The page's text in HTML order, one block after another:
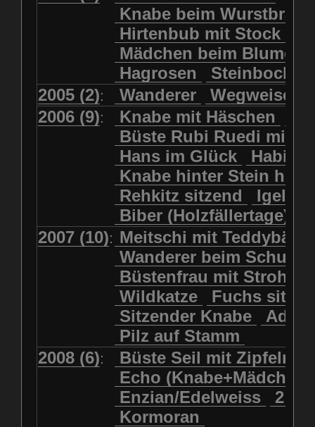
Mädchen beim Blumenpflücken
Mädchen in Regenjacke
Mädchen in Regenjacke und
Mädchen mit Regenmolch
Mädchen mit Schmetterling
Mätti Grossmann-Michel
Meitschi (Rundweg)
Meitschi mit Teddybär
Pilzfraueli Risetenmandli
Sitzender Knabe Tengeler
Wanderer
Wanderer beim Schuhbinden
Wegweiser Wilde Hilde
Wildhüter Wurzelkind
Luchs schreitend
Luchs sitzend Murmeltier
Murmeltiere Rehbockkopf
Rehkitz Rehkitz sitzend
Salamader Schmetterling
Schmetterlinge Schnecke
Schwarznasenschaf
Schwarznasenschaf mit Kalb
Steinbock
Steinbock Steinmarder
Uhu Uhu mit Jungen
Waschbär Wildkatze
Wolf Ziegenkopf
Knabe beim
Hirtenbub mit Stock
Mädchen beim
Hagrosen
Steinbock
2005 (2): Wanderer
Wegweiser
2006 (9): Knabe mit Häschen
Büste Rubi Ruedi mit
Hans im Glück
Knabe hinter Stein
Rehkitz sitzend
Igel
Biber (Holzfällertage)
2007 (10): Meitschi mit Teddybär
Wanderer beim
Büstenfrau mit Strohut
Wildkatze
Fuchs
Sitzender Knabe
Adler
Pilz auf Stamm
2008 (6):
Büste Seil mit
Echo
Enzian/Edelweiss
2
Kormoran